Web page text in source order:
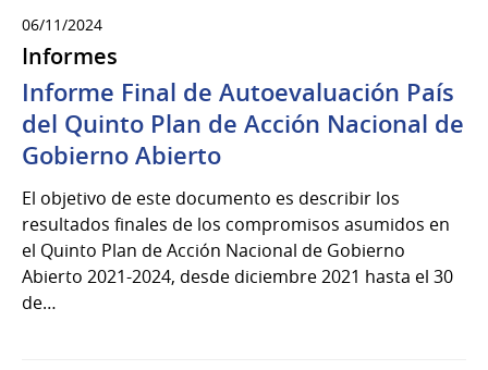
06/11/2024
Informes
Informe Final de Autoevaluación País
del Quinto Plan de Acción Nacional de
Gobierno Abierto
El objetivo de este documento es describir los
resultados finales de los compromisos asumidos en
el Quinto Plan de Acción Nacional de Gobierno
Abierto 2021-2024, desde diciembre 2021 hasta el 30
de…